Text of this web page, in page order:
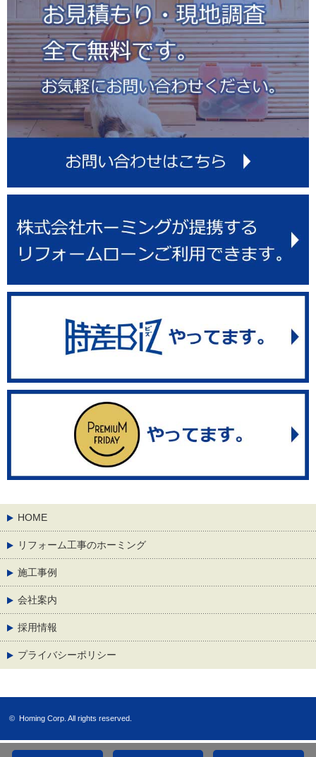
HOME
リフォーム工事のホーミング
施工事例
会社案内
採用情報
プライバシーポリシー
© Homing Corp. All rights reserved.